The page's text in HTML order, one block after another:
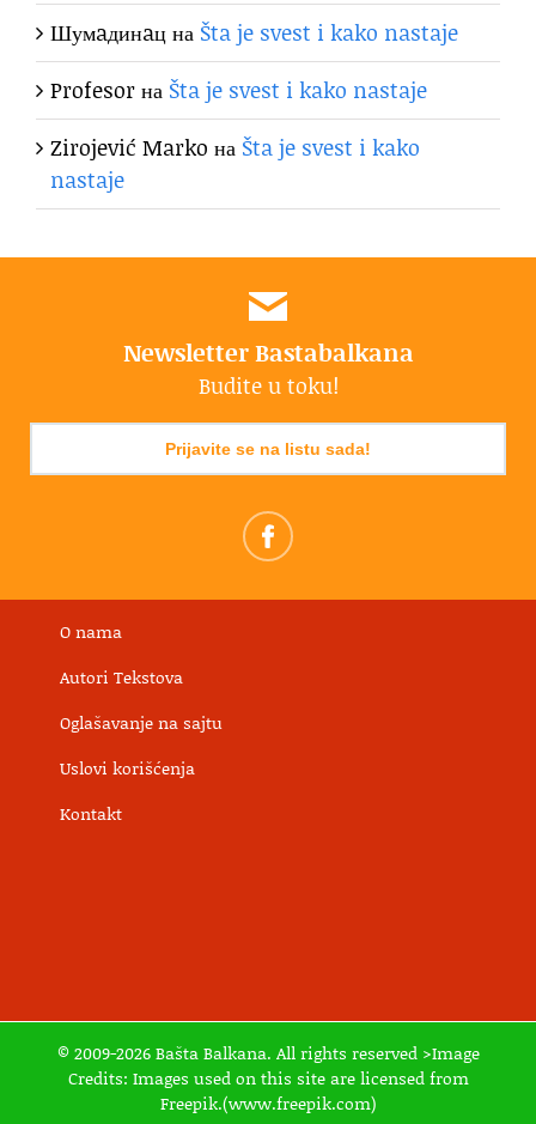
Шумaдинaцна Šta je svest i kako nastaje
Profesorна Šta je svest i kako nastaje
Zirojević Marko на Šta je svest i kako
nastaje
Newsletter Bastabalkana
Budite u toku!
Prijavite se na listu sada!
O nama
Autori Tekstova
Oglašavanje na sajtu
Uslovi korišćenja
Kontakt
© 2009-2026 Bašta Balkana. All rights reserved >Image
Credits: Images used on this site are licensed from
Freepik.(www.freepik.com)